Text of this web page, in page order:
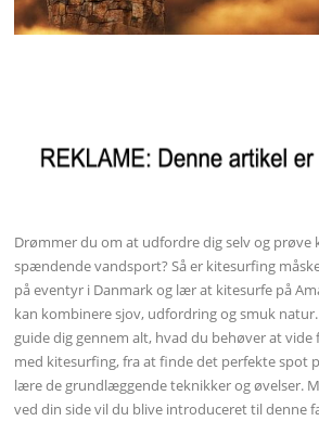
Drømmer du om at udfordre dig selv og
spændende vandsport? Så er kitesurfing
på eventyr i Danmark og lær at kitesurfe på
kan kombinere sjov, udfordring og smuk
guide dig gennem alt, hvad du behøver at vide
med kitesurfing, fra at finde det perfekte spot
lære de grundlæggende teknikker og øvelser.
ved din side vil du blive introduceret til denne